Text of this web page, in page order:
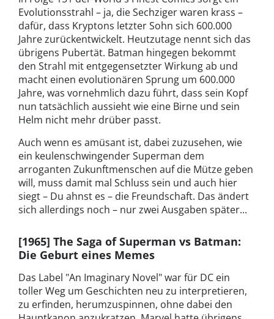
Evolutionsstrahl – ja, die Sechziger waren krass –
dafür, dass Kryptons letzter Sohn sich 600.000
Jahre zurückentwickelt. Heutzutage nennt sich das
übrigens Pubertät. Batman hingegen bekommt
den Strahl mit entgegensetzter Wirkung ab und
macht einen evolutionären Sprung um 600.000
Jahre, was vornehmlich dazu führt, dass sein Kopf
nun tatsächlich aussieht wie eine Birne und sein
Helm nicht mehr drüber passt.
Auch wenn es amüsant ist, dabei zuzusehen, wie
ein keulenschwingender Superman dem
arroganten Zukunftmenschen auf die Mütze geben
will, muss damit mal Schluss sein und auch hier
siegt – Du ahnst es – die Freundschaft. Das ändert
sich allerdings noch – nur zwei Ausgaben später...
[1965] The Saga of Superman vs Batman:
Die Geburt eines Memes
Das Label "An Imaginary Novel" war für DC ein
toller Weg um Geschichten neu zu interpretieren,
zu erfinden, herumzuspinnen, ohne dabei den